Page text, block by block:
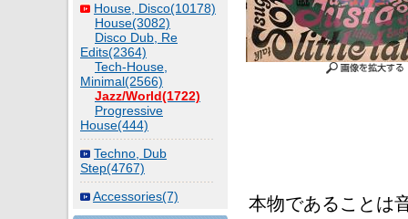
本物であることは
House, Disco(10178)
House(3082)
Disco Dub, Re
Edits(2364)
Tech-House,
Minimal(2566)
Jazz/World(1722)
Progressive
House(444)
Techno, Dub
Step(4767)
Accessories(7)